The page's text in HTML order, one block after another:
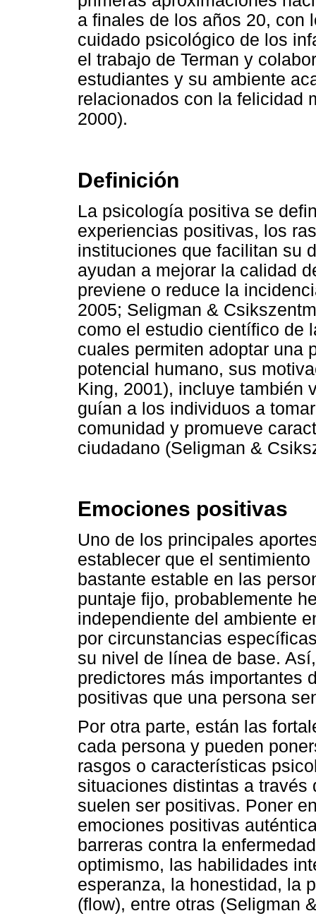
a finales de los años 20, con
cuidado psicológico de los
el trabajo de Terman y
estudiantes y su ambiente
relacionados con la felicidad
2000).
Definición
La psicología positiva se
experiencias positivas, los
instituciones que facilitan su
ayudan a mejorar la calidad
previene o reduce la
2005; Seligman &
como el estudio científico de
cuales permiten adoptar una
potencial humano, sus
King, 2001), incluye también
guían a los individuos a
comunidad y promueve
ciudadano (Seligman &
Emociones positivas
Uno de los principales
establecer que el
bastante estable en las
puntaje fijo, probablemente
independiente del ambiente
por circunstancias
su nivel de línea de base.
predictores más importantes
positivas que una persona
Por otra parte, están las
cada persona y pueden
rasgos o características
situaciones distintas a
suelen ser positivas. Poner
emociones positivas
barreras contra la
optimismo, las habilidades
esperanza, la honestidad, la
(flow), entre otras (Seligman